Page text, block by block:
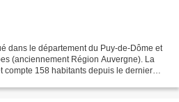
dans le département du Puy-de-Dôme et
(anciennement Région Auvergne). La
compte 158 habitants depuis le dernier